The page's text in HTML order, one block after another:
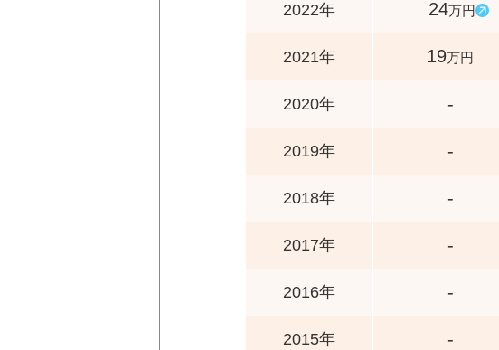
2022年 24万円
2021年 19万円
2020年 -
2019年 -
2018年 -
2017年 -
2016年 -
2015年 -